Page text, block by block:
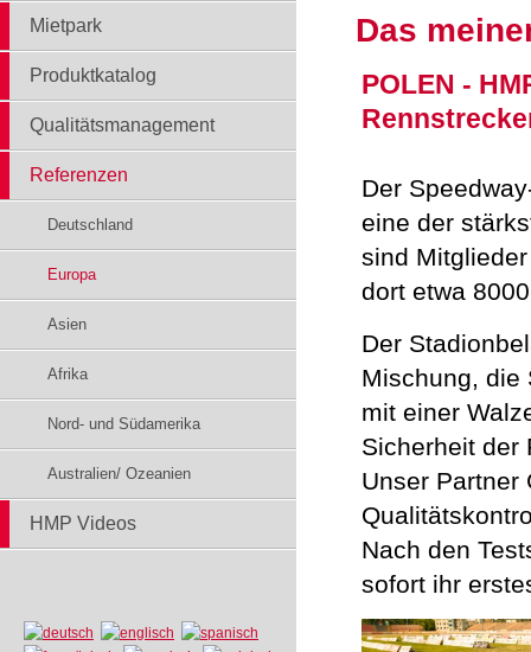
Mietpark
Produktkatalog
Qualitätsmanagement
Referenzen
Deutschland
Europa
Asien
Afrika
Nord- und Südamerika
Australien/ Ozeanien
HMP Videos
Das
POLEN -
Der
eine der
sind
dort etwa
Der
Mischung, die
mit einer
Sicherheit der
Unser Partner
Nach den
sofort ihr